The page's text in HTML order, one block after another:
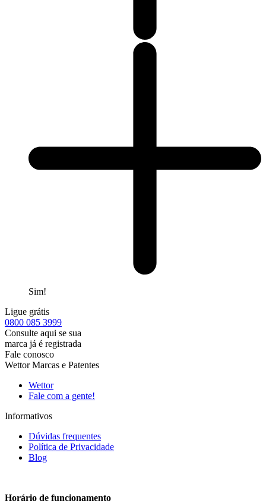
Sim!
Ligue grátis
0800 085 3999
Consulte aqui se sua
marca já é registrada
Fale conosco
Wettor Marcas e Patentes
Wettor
Fale com a gente!
Informativos
Dúvidas frequentes
Política de Privacidade
Blog
Horário de funcionamento